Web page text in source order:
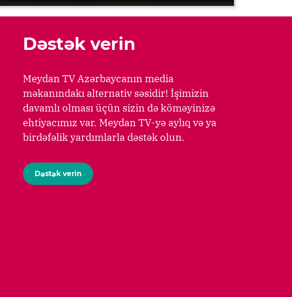
Dəstək verin
Meydan TV Azərbaycanın media
məkanındakı alternativ səsidir! İşimizin
davamlı olması üçün sizin də köməyinizə
ehtiyacımız var. Meydan TV-yə aylıq və ya
birdəfəlik yardımlarla dəstək olun.
Dəstək verin